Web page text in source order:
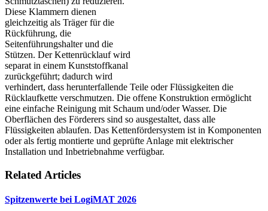
Diese Klammern dienen
gleichzeitig als Träger für die
Rückführung, die
Seitenführungshalter und die
Stützen. Der Kettenrücklauf wird
separat in einem Kunststoffkanal
zurückgeführt; dadurch wird
verhindert, dass herunterfallende Teile oder Flüssigkeiten die
Rücklaufkette verschmutzen. Die offene Konstruktion ermöglicht
eine einfache Reinigung mit Schaum und/oder Wasser. Die
Oberflächen des Förderers sind so ausgestaltet, dass alle
Flüssigkeiten ablaufen. Das Kettenfördersystem ist in Komponenten
oder als fertig montierte und geprüfte Anlage mit elektrischer
Installation und Inbetriebnahme verfügbar.
Related Articles
Spitzenwerte bei LogiMAT 2026